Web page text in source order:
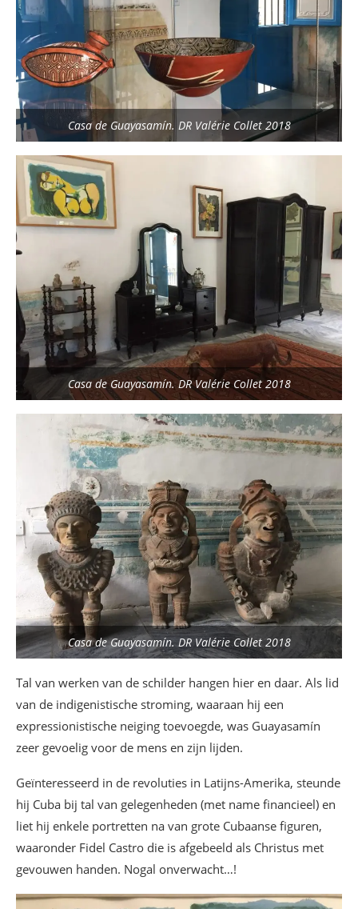
Casa de Guayasamín. DR Valérie Collet 2018
Casa de Guayasamín. DR Valérie Collet 2018
Casa de Guayasamín. DR Valérie Collet 2018
Tal van werken van de schilder hangen hier en daar. Als lid
van de indigenistische stroming, waaraan hij een
expressionistische neiging toevoegde, was Guayasamín
zeer gevoelig voor de mens en zijn lijden.
Geïnteresseerd in de revoluties in Latijns-Amerika, steunde
hij Cuba bij tal van gelegenheden (met name financieel) en
liet hij enkele portretten na van grote Cubaanse figuren,
waaronder Fidel Castro die is afgebeeld als Christus met
gevouwen handen. Nogal onverwacht…!